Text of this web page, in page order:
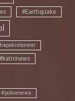
#Earthquake
#policenews